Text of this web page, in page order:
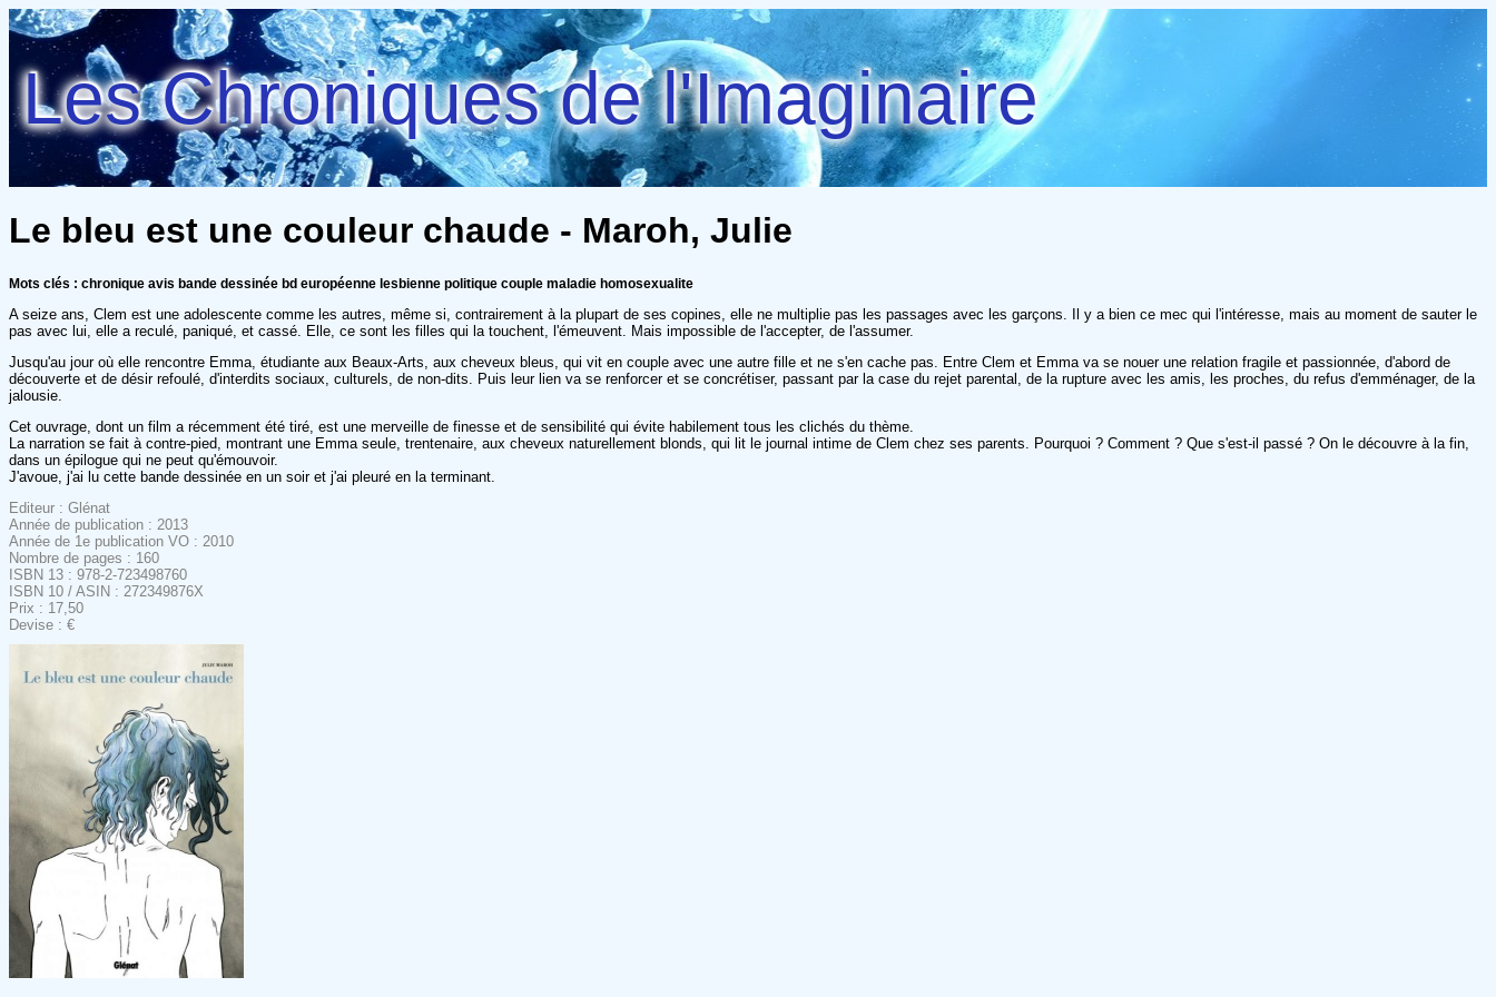
Les Chroniques de l'Imaginaire
Le bleu est une couleur chaude - Maroh, Julie
Mots clés : chronique avis bande dessinée bd européenne lesbienne politique couple maladie homosexualite
A seize ans, Clem est une adolescente comme les autres, même si, contrairement à la plupart de ses copines, elle ne multiplie pas les passages avec les garçons. Il y a bien ce mec qui l'intéresse, mais au moment de sauter le
pas avec lui, elle a reculé, paniqué, et cassé. Elle, ce sont les filles qui la touchent, l'émeuvent. Mais impossible de l'accepter, de l'assumer.
Jusqu'au jour où elle rencontre Emma, étudiante aux Beaux-Arts, aux cheveux bleus, qui vit en couple avec une autre fille et ne s'en cache pas. Entre Clem et Emma va se nouer une relation fragile et passionnée, d'abord de
découverte et de désir refoulé, d'interdits sociaux, culturels, de non-dits. Puis leur lien va se renforcer et se concrétiser, passant par la case du rejet parental, de la rupture avec les amis, les proches, du refus d'emménager, de la
jalousie.
Cet ouvrage, dont un film a récemment été tiré, est une merveille de finesse et de sensibilité qui évite habilement tous les clichés du thème.
La narration se fait à contre-pied, montrant une Emma seule, trentenaire, aux cheveux naturellement blonds, qui lit le journal intime de Clem chez ses parents. Pourquoi ? Comment ? Que s'est-il passé ? On le découvre à la fin,
dans un épilogue qui ne peut qu'émouvoir.
J'avoue, j'ai lu cette bande dessinée en un soir et j'ai pleuré en la terminant.
Editeur : Glénat
Année de publication : 2013
Année de 1e publication VO : 2010
Nombre de pages : 160
ISBN 13 : 978-2-723498760
ISBN 10 / ASIN : 272349876X
Prix : 17,50
Devise : €